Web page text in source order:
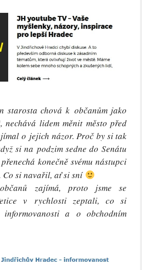
starosta chová k občanům jako
nechává lidem měnit město před
o jejich názor. Proč by si tak
si na podzim sedne do Senátu
konečně svému nástupci
si navařil, ať si sní
zajímá, proto jsme se
v rychlosti zeptali, co si
a o obchodním